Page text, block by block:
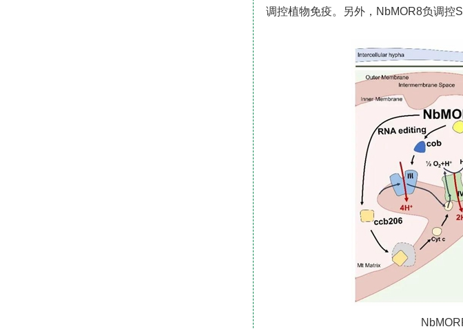
调控植物免疫。另外，NbMOR8负调控